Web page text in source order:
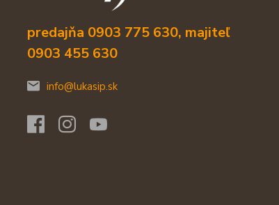
predajňa 0903 775 630, majiteľ
0903 455 630
info@lukasip.sk